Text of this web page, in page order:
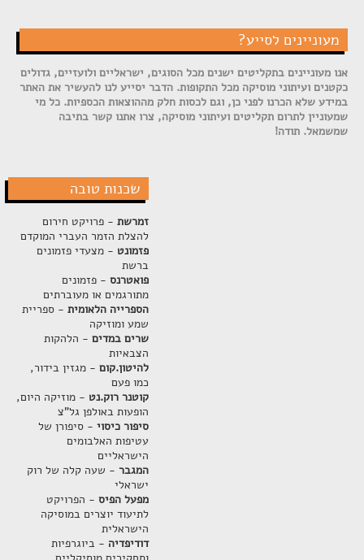
מעוניינים לסייע?
אנו מעוניינים בתקליטים ישנים מכל הסוגים, ישראליים ולועזיים, גדולים
כקטנים ועיתוני מוסיקה מכל התקופות. הדבר יסייע לנו להעשיר את האתר
במידע שלא הכרנו לפני כן, וגם לכסות חלק מההוצאות הכספיות. כל מי
שמעוניין לתרום תקליטים ועיתוני מוסיקה, צרו אתנו קשר בתיבה
שמשמאל. תודה!
שכנות טובה
זמרשת- פרויקט חירום
להצלת הזמר העברי המוקדם
פזמונט - מצעדי פזמונים
ברשת
פואטרנס- פזמונים
מתורגמים או מעוברתים
הספרייה הלאומית- ספריית
שמע ומוזיקה
שרים במדים- הלהקות
הצבאיות
להיטון.קום- מגזין בידור,
כמו פעם
קוטנר רוק.נט - מוזיקה היום,
הופעות באולפן גל"צ
סיפור כיסוי- סיפורן של
עטיפות האלבומים
הישראליים
המגבר- שעה קלה של רוק
ישראלי
מפעל הפיס- הפרויקט
לתיעוד יוצרים במוסיקה
הישראלית
דודיפדיה - ביוגרפיות